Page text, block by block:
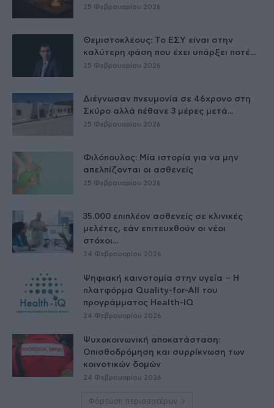
25 Φεβρουαρίου 2026
Θεμιστοκλέους: Το ΕΣΥ είναι στην
καλύτερη φάση που έχει υπάρξει ποτέ...
25 Φεβρουαρίου 2026
Διέγνωσαν πνευμονία σε 46χρονο στη
Σκύρο αλλά πέθανε 3 μέρες μετά...
25 Φεβρουαρίου 2026
Φιλόπουλος: Μία ιστορία για να μην
απελπίζονται οι ασθενείς
25 Φεβρουαρίου 2026
35.000 επιπλέον ασθενείς σε κλινικές
μελέτες, εάν επιτευχθούν οι νέοι
στόχοι...
24 Φεβρουαρίου 2026
Ψηφιακή καινοτομία στην υγεία – H
πλατφόρμα Quality-for-All του
προγράμματος Health-IQ
24 Φεβρουαρίου 2026
Ψυχοκοινωνική αποκατάσταση:
Οπισθοδρόμηση και συρρίκνωση των
κοινοτικών δομών
24 Φεβρουαρίου 2026
Φόρτωση περισσοτέρων